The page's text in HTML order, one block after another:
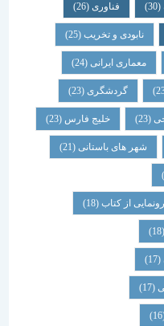
فناوری (26)
و تخریب(25)
ایرانی(24)
گردشگری (23)
خلیج فارس(23)
های باستانی (21)
کتاب (18)